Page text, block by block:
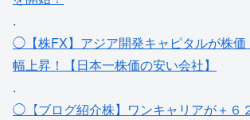
.
◯【株FX】アジア開発キャピタルが株価
幅上昇！【日本一株価の安い会社】
.
◯【ブログ紹介株】ワンキャリアが＋６